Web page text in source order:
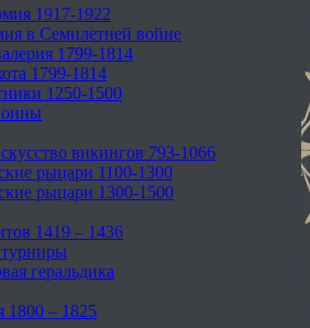
1917-1922
в Семилетней войне
1799-1814
1799-1814
1250-1500
викингов 793-1066
рыцари 1100-1300
рыцари 1300-1500
1419 – 1436
геральдика
1800 – 1825